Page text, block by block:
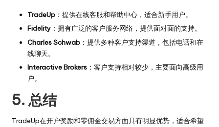
TradeUp ：提供在线客服和帮助中心，适合新手用户。
Fidelity ：拥有广泛的客户服务网络，提供面对面的支持。
Charles Schwab ：提供多种客户支持渠道，包括电话和在
线聊天。
Interactive Brokers ：客户支持相对较少，主要面向高级用
户。
5. 总结
TradeUp在开户奖励和零佣金交易方面具有明显优势，适合希望